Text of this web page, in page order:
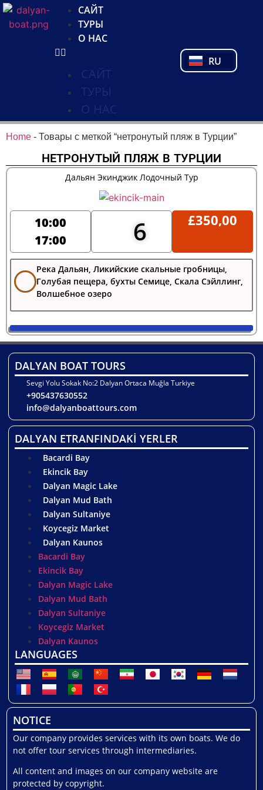
САЙТ
ТУРЫ
О НАС
САЙТ
ТУРЫ
О НАС
RU
PT
TR
Home - Товары с меткой “нетронутый пляж в Турции”
НЕТРОНУТЫЙ ПЛЯЖ В ТУРЦИИ
Дальян Экинджик Лодочный Тур
10:00
17:00
6 £350,00
Река Дальян, Ликийские скальные гробницы,
Голубая пещера, бухты Семице, Скала Сэйллинг,
Волшебное озеро
DALYAN BOAT TOURS
Sevgi Yolu Sokak No:2 Dalyan Ortaca Muğla Turkiye
+905437630552
info@dalyanboattours.com
DALYAN ETRANFINDAKİ YERLER
Bacardi Bay
Ekincik Bay
Dalyan Magic Lake
Dalyan Mud Bath
Dalyan Sultaniye
Koycegiz Market
Dalyan Kaunos
Bacardi Bay
Ekincik Bay
Dalyan Magic Lake
Dalyan Mud Bath
Dalyan Sultaniye
Koycegiz Market
Dalyan Kaunos
LANGUAGES
NOTICE
Our company provides services with its own boats. We do
not offer tour services through intermediaries.
All content and images on our company website are
protected by copyright.